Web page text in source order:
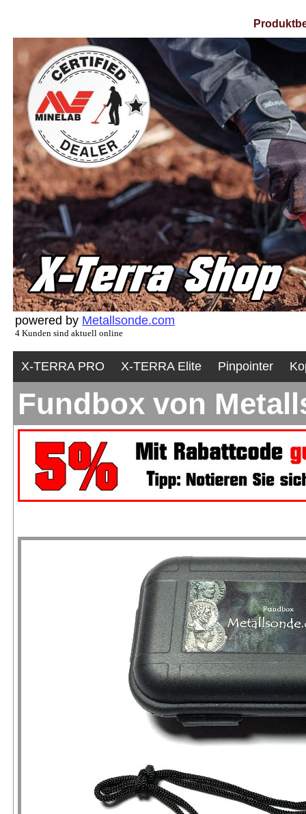
powered by Metallsonde.com
4 Kunden sind aktuell online
X-TERRA PRO X-TERRA Elite Pinpointer
Fundbox von